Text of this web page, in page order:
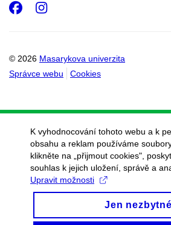
© 2026 Masarykova univerzita
Správce webu
Cookies
Facebook
Instagram
K vyhodnocování tohoto webu a k
obsahu a reklam používáme
klikněte na „přijmout cookies",
souhlas k jejich uložení, správě a
Upravit možnosti
Jen nezbytné